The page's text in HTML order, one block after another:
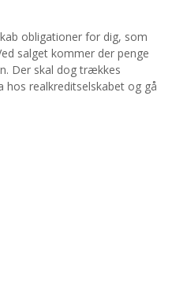
obligationer for dig, som
salget kommer der penge
Der skal dog trækkes
realkreditselskabet og gå